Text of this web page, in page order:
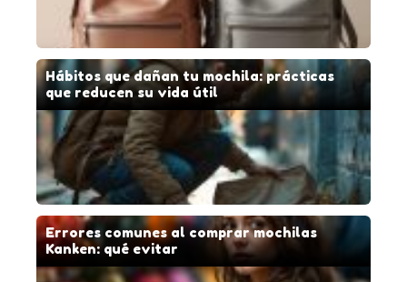
Hábitos que dañan tu mochila: prácticas
que reducen su vida útil
Errores comunes al comprar mochilas
Kanken: qué evitar